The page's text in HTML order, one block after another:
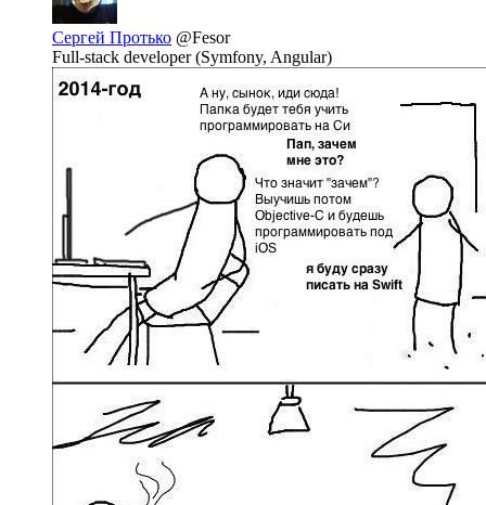
Сергей Протько @Fesor
Full-stack developer (Symfony, Angular)